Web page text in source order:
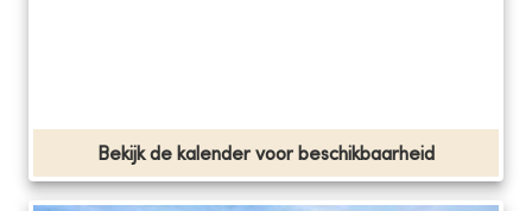
Bekijk de kalender voor beschikbaarheid